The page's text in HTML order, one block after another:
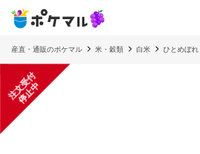
産直・通販のポケマル 米・穀類 白米 ひとめぼれ
注
文
受
付
停
止
中